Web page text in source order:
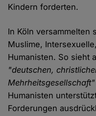
Kindern forderten.
In Köln
Muslime,
Humanisten. So sieht
"deutschen,
Mehrheitsgesellschaft"
Humanisten
Forderungen